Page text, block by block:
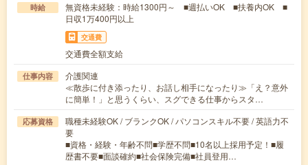
時給
無資格未経験：時給1300円～ ■週払いOK ■扶養内OK ■
日収1万400円以上
交通費
交通費全額支給
仕事内容
介護関連
≪散歩に付き添ったり、お話し相手になったり≫「え？意外
に簡単！」と思うくらい、スグできる仕事からスタ…
応募資格
職種未経験OK / ブランクOK / パソコンスキル不要 / 英語力不
要
■資格・経験・年齢不問■学歴不問■10名以上採用予定！■履
歴書不要■面談確約■社会保険完備■社員登用…